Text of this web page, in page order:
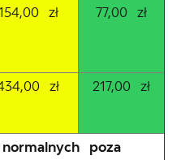
zł 77,00 zł
zł 217,00 zł
poza